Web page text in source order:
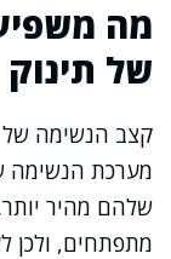
מה
של תינוק
קצב הנשימה של
מערכת הנשימה
שלהם מהיר
מתפתחים, ולכן